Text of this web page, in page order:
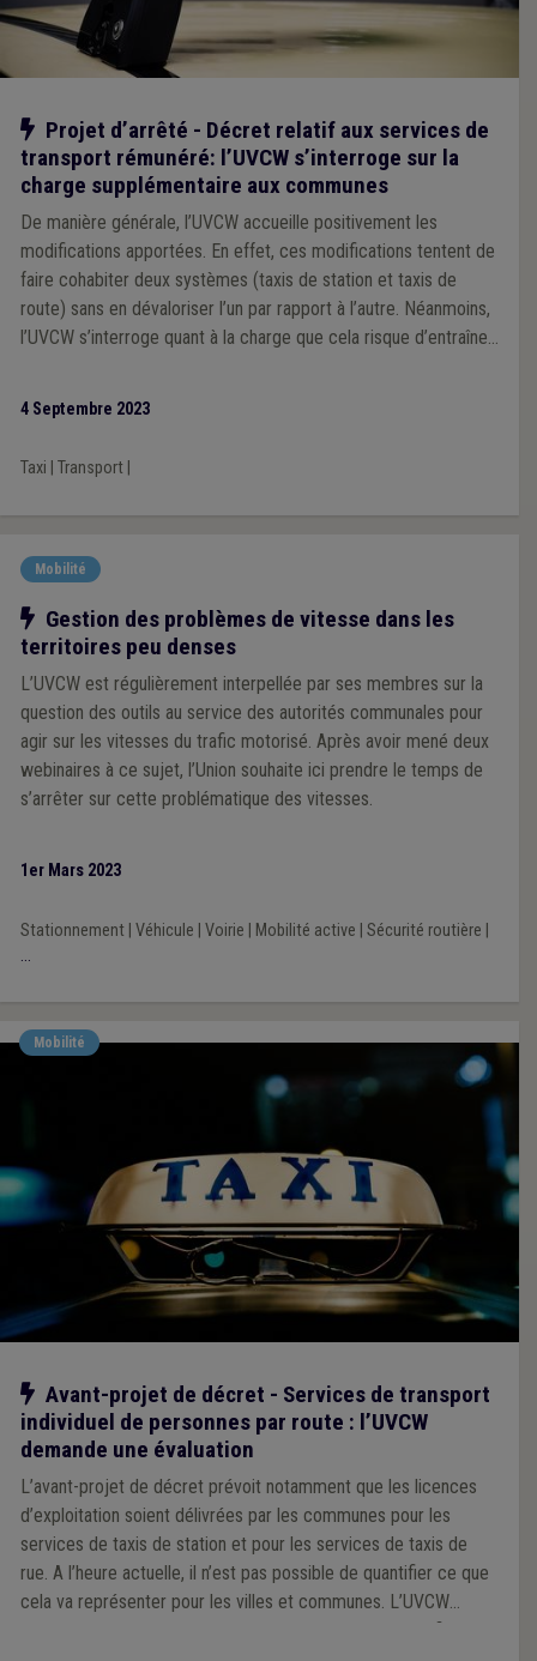
Notre action
Projet d’arrêté - Décret relatif aux services de
transport rémunéré: l’UVCW s’interroge sur la
charge supplémentaire aux communes
De manière générale, l’UVCW accueille positivement les
modifications apportées. En effet, ces modifications tentent de
faire cohabiter deux systèmes (taxis de station et taxis de
route) sans en dévaloriser l’un par rapport à l’autre. Néanmoins,
l’UVCW s’interroge quant à la charge que cela risque d’entraîner
4 Septembre 2023
Taxi Transport|
Mobilité
Notre action
Gestion des problèmes de vitesse dans les
territoires peu denses
L’UVCW est régulièrement interpellée par ses membres sur la
question des outils au service des autorités communales pour
agir sur les vitesses du trafic motorisé. Après avoir mené deux
webinaires à ce sujet, l’Union souhaite ici prendre le temps de
s’arrêter sur cette problématique des vitesses.
1er Mars 2023
Stationnement| Véhicule Voirie Mobilité active Sécurité routière
...
Mobilité
Notre action
Avant-projet de décret - Services de transport
individuel de personnes par route : l’UVCW
demande une évaluation
L’avant-projet de décret prévoit notamment que les licences
d’exploitation soient délivrées par les communes pour les
services de taxis de station et pour les services de taxis de
rue. A l’heure actuelle, il n’est pas possible de quantifier ce que
cela va représenter pour les villes et communes. L’UVCW